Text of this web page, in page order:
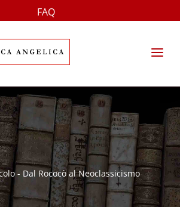
FAQ
a
- Dal Rococò al Neoclassicismo